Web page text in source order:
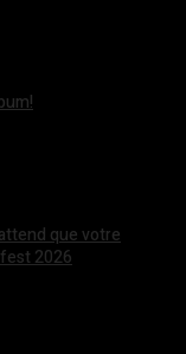
que votre
2026